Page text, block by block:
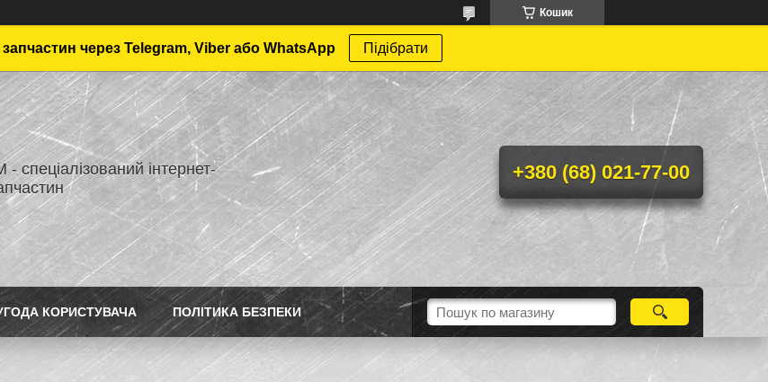
Кошик
через Telegram, Viber або WhatsApp Підібрати
спеціалізований інтернет-
+380 (68) 021-77-00
КОРИСТУВАЧА ПОЛІТИКА БЕЗПЕКИ